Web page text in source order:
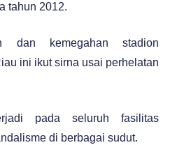
tahun 2012.
dan kemegahan stadion
ini ikut sirna usai perhelatan
pada seluruh fasilitas
di berbagai sudut.